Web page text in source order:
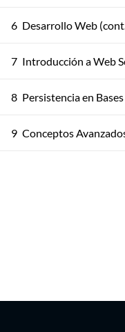
6 Desarrollo Web
7 Introducción a Web
8 Persistencia en
9 Conceptos